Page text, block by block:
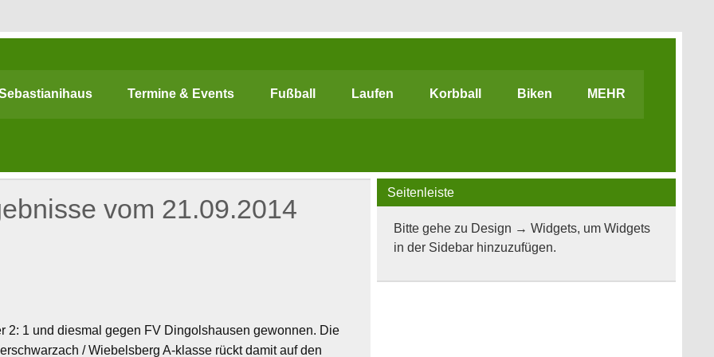
Termine & Events Fußball Laufen Korbball Biken MEHR
vom 21.09.2014
2: 1 und diesmal gegen FV Dingolshausen gewonnen. Die
/ Wiebelsberg A-klasse rückt damit auf den
Seitenleiste
Bitte gehe zu Design → Widgets, um Widgets
in der Sidebar hinzuzufügen.